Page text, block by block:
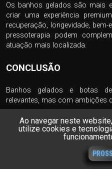
Os banhos gelados são mais
criar uma experiência
recuperação, longevidade,
pressoterapia podem
atuação mais localizada.
CONCLUSÃO
Banhos gelados e botas
relevantes, mas com ambições
As botas de pressoterapia são
das pernas, alívio de
conforto passivo. No
membros inferiores e não
experiencial, mental e
Ao navegar neste
utilize cookies e